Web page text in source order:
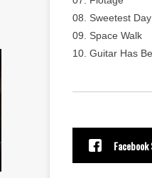
08. Sweetest
09. Space Walk
10. Guitar Has
Facebook